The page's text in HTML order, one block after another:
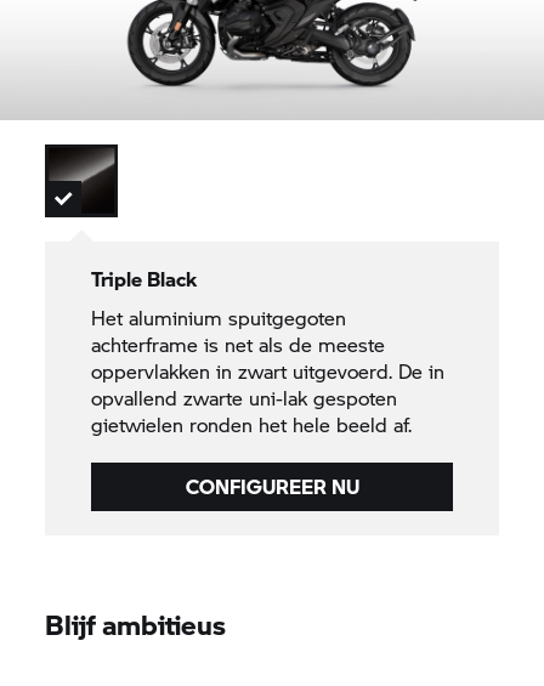
Triple Black
Het aluminium spuitgegoten
achterframe is net als de meeste
oppervlakken in zwart uitgevoerd. De in
opvallend zwarte uni-lak gespoten
gietwielen ronden het hele beeld af.
CONFIGUREER NU
Blijf ambitieus